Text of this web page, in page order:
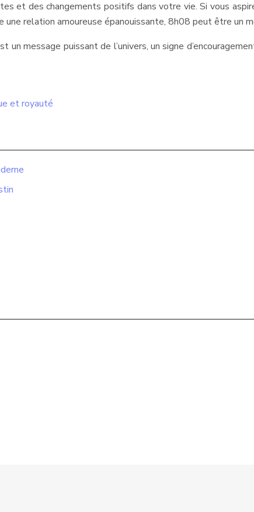
et des changements positifs dans votre vie. Si vous
relation amoureuse épanouissante, 8h08 peut être un
message puissant de l’univers, un signe
et royauté